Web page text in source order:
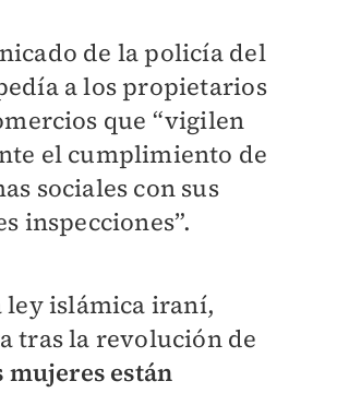
de la policía del
a los propietarios
que “vigilen
el cumplimiento de
sociales con sus
inspecciones”.
ley islámica iraní,
tras la revolución de
mujeres están